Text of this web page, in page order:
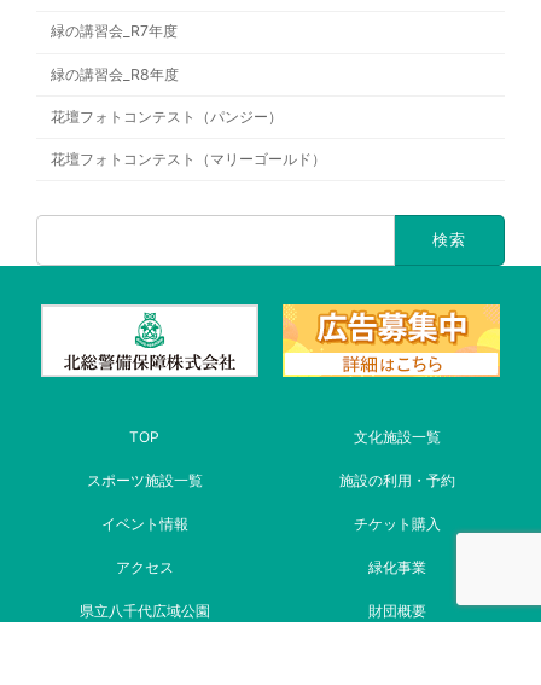
緑の講習会_R7年度
緑の講習会_R8年度
花壇フォトコンテスト（パンジー）
花壇フォトコンテスト（マリーゴールド）
TOP 文化施設一覧
スポーツ施設一覧 施設の利用・予約
イベント情報 チケット購入
アクセス 緑化事業
県立八千代広域公園 財団概要